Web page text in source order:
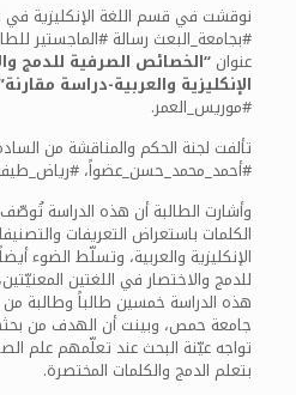
نوقشت في قسم اللغة الإنكليزية في
#بجامعة_البعث رسالة #الماجستير
عنوان “الخصائص الصرفية للدمج
الإنكليزية والعربية-دراسة
#موريس_العمر.
تألفت لجنة الحكم والمناقشة من
#أحمد_محمد_حسن_عضواً،
وأشارت الطالبة أن هذه الدراسة
الكلمات باستعراض التعريفات
الإنكليزية والعربية، وتسلّط الضوء
للدمج والاختصار في اللغتين
هذه الدراسة خمسين طالباً وطالبة من
جامعة حمص، وبينت أن الهدف من
تواجه عيّنة البحث عند تعلّمهم علم
بتعلم الدمج والكلمات المختصرة.